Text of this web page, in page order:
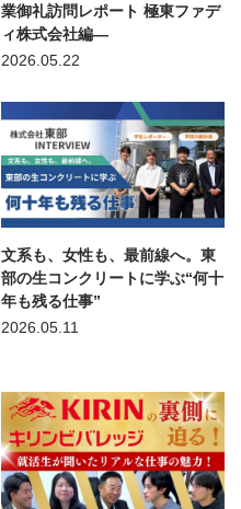
業御礼訪問レポート 極東ファデ
ィ株式会社編—
2026.05.22
文系も、女性も、最前線へ。東
部の生コンクリートに学ぶ“何十
年も残る仕事”
2026.05.11